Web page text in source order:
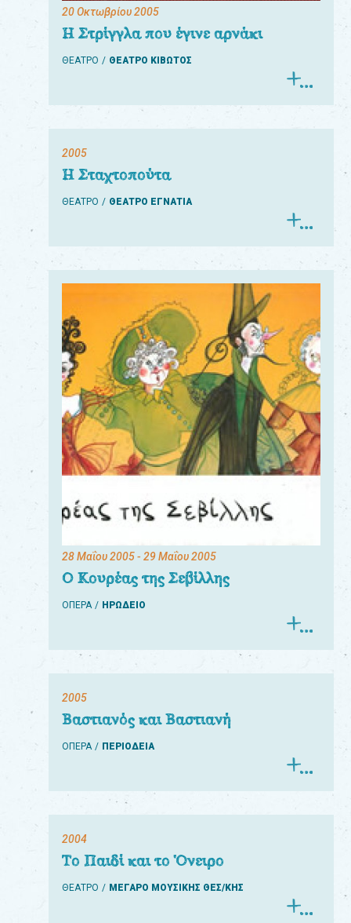
20 Οκτωβρίου 2005
Η Στρίγγλα που έγινε αρνάκι
ΘΕΑΤΡΟ ΘΕΑΤΡΟ ΚΙΒΩΤΟΣ
2005
Η Σταχτοπούτα
ΘΕΑΤΡΟ ΘΕΑΤΡΟ ΕΓΝΑΤΙΑ
28 Μαΐου 2005- 29 Μαΐου 2005
Ο Κουρέας της Σεβίλλης
ΟΠΕΡΑ ΗΡΩΔΕΙΟ
2005
Βαστιανός και Βαστιανή
ΟΠΕΡΑ ΠΕΡΙΟΔΕΙΑ
2004
Το Παιδί και το Όνειρο
ΘΕΑΤΡΟ ΜΕΓΑΡΟ ΜΟΥΣΙΚΗΣ ΘΕΣ/ΚΗΣ